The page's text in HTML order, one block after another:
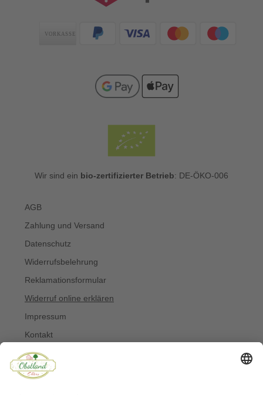
Zahlungsarten
Wir sind ein bio-zertifizierter Betrieb: DE-ÖKO-006
AGB
Zahlung und Versand
Datenschutz
Widerrufsbelehrung
Reklamationsformular
Widerruf online erklären
Impressum
Kontakt
Über uns
Allergiker